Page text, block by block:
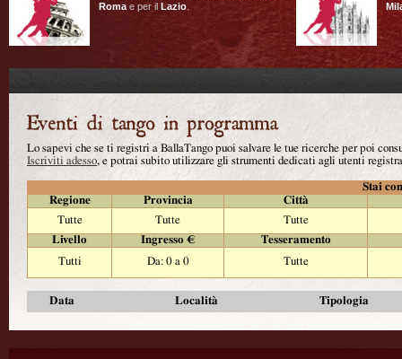
Roma e per il Lazio
Lo sapevi che se ti registri a BallaTango puoi salvare le tue ricerche per poi
Iscriviti adesso, e potrai subito utilizzare gli strumenti dedicati agli utenti
Stai
Regione
Provincia
Città
Tutte
Tutte
Tutte
Livello
Ingresso €
Tesseramento
Tutti
Da: 0 a 0 Tutte
Data Località Tipologia